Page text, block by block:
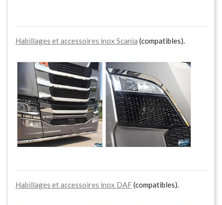
Habillages et accessoires inox Scania (compatibles).
Habillages et accessoires inox DAF(compatibles).